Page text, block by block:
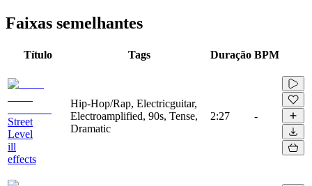
Faixas semelhantes
Título Tags Duração BPM
Street
Level
ill
effects
Hip-Hop/Rap, Electricguitar,
Electroamplified, 90s, Tense,
Dramatic
2:27 -